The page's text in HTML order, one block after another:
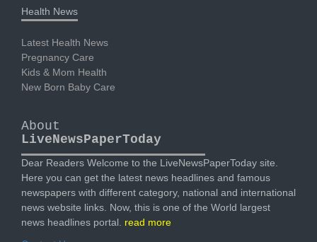
Health News
Latest Health News
Pregnancy Care
Kids & Mom Health
New Born Baby Care
About
LiveNewsPaperToday
Dear Readers Welcome to the LiveNewsPaperToday site.
Here you can get the latest news headlines and famous
newspapers with different category, national and international
news website links. Now, this is one of the World largest
news headlines portal. read more